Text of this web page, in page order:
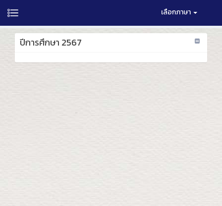
เลือกภาษา
ปีการศึกษา 2567